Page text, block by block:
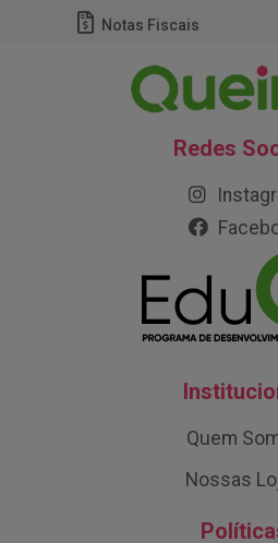
Notas Fiscais
Redes
Quem
Nossas